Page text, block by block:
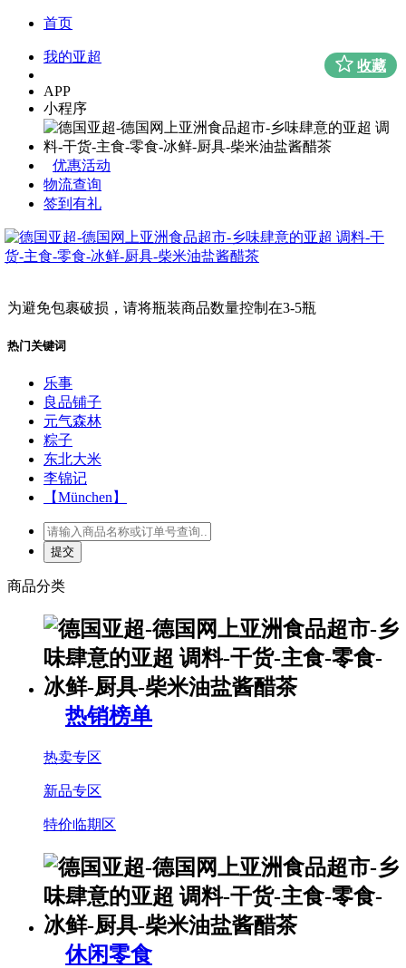
首页
我的亚超
APP
小程序
优惠活动
物流查询
签到有礼
为避免包裹破损，请将瓶装商品数量控制在3-5瓶
热门关键词
乐事
良品铺子
元气森林
粽子
东北大米
李锦记
【München】
商品分类
热销榜单
热卖专区
新品专区
特价临期区
休闲零食
收藏